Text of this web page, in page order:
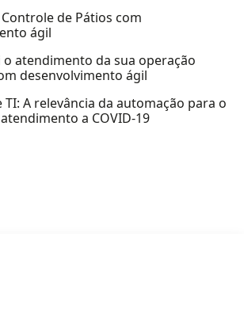
de Pátios com
ágil
o atendimento da sua operação
desenvolvimento ágil
TI: A relevância da automação para o
a COVID-19